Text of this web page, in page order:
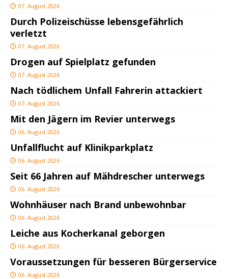
07. August 2026
Durch Polizeischüsse lebensgefährlich
verletzt
07. August 2026
Drogen auf Spielplatz gefunden
07. August 2026
Nach tödlichem Unfall Fahrerin attackiert
07. August 2026
Mit den Jägern im Revier unterwegs
06. August 2026
Unfallflucht auf Klinikparkplatz
06. August 2026
Seit 66 Jahren auf Mähdrescher unterwegs
06. August 2026
Wohnhäuser nach Brand unbewohnbar
06. August 2026
Leiche aus Kocherkanal geborgen
06. August 2026
Voraussetzungen für besseren Bürgerservice
06. August 2026